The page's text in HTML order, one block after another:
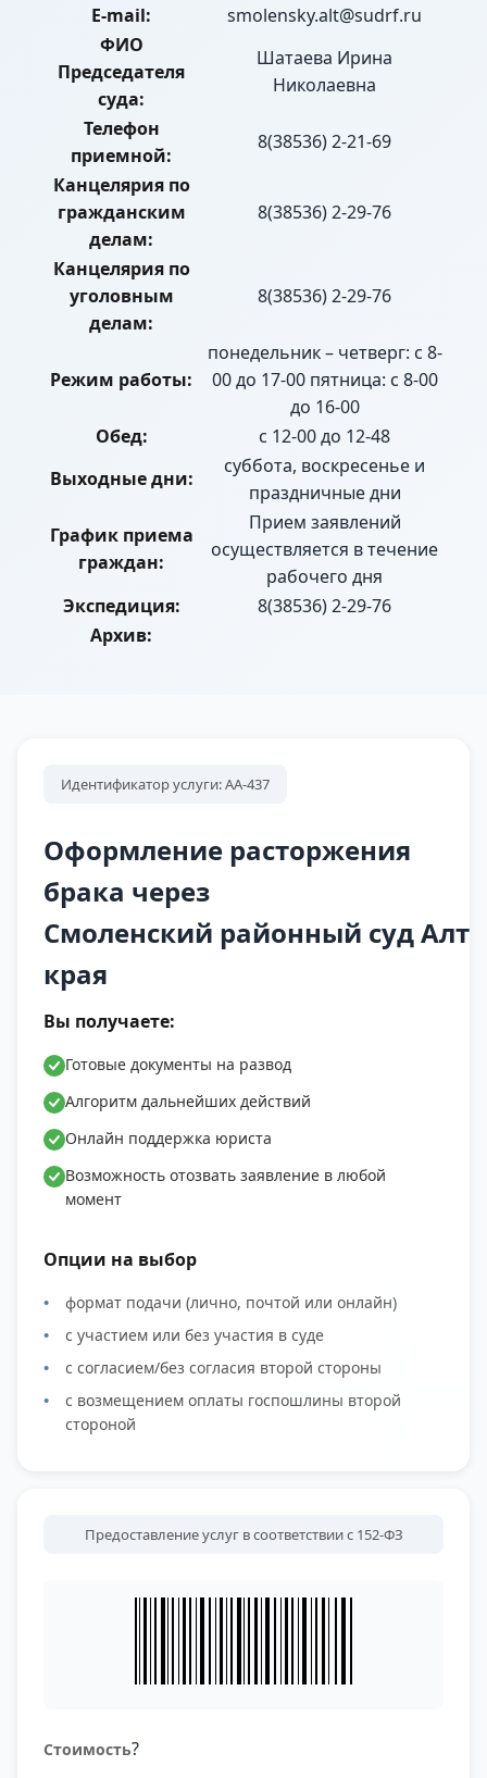
E-mail:
smolensky.alt@sudrf.ru
ФИО
Председателя
суда:
Шатаева Ирина
Николаевна
Телефон
приемной:
8(38536) 2-21-69
Канцелярия по
гражданским
делам:
8(38536) 2-29-76
Канцелярия по
уголовным
делам:
8(38536) 2-29-76
Режим работы:
понедельник – четверг: с 8-
00 до 17-00 пятница: с 8-00
до 16-00
Обед:
с 12-00 до 12-48
Выходные дни:
суббота, воскресенье и
праздничные дни
График приема
граждан:
Прием заявлений
осуществляется в течение
рабочего дня
Экспедиция:
8(38536) 2-29-76
Архив:
Идентификатор услуги: АА-437
Оформление расторжения
брака через
Смоленский районный суд
края
Вы получаете:
Готовые документы на развод
Алгоритм дальнейших действий
Онлайн поддержка юриста
Возможность отозвать заявление в любой
момент
Опции на выбор
формат подачи (лично, почтой или онлайн)
с участием или без участия в суде
с согласием/без согласия второй стороны
с возмещением оплаты госпошлины второй
стороной
Предоставление услуг в соответствии с 152-ФЗ
Стоимость?